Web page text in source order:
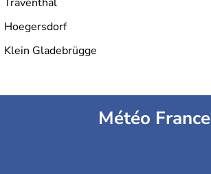
Hoegersdorf
Klein Gladebrügge
Météo France